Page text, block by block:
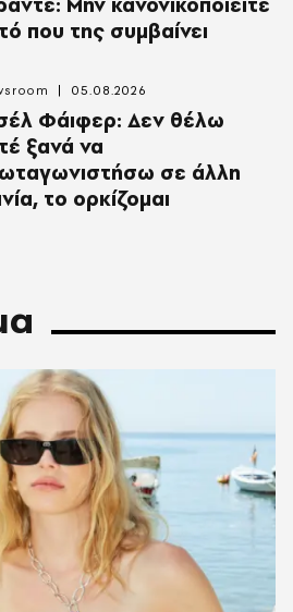
που της συμβαίνει
Φάιφερ: Δεν θέλω
ξανά να
σε άλλη
το ορκίζομαι
05.08.2026